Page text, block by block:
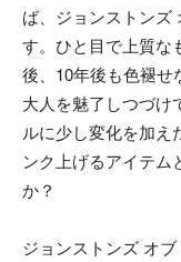
ば、ジョンストンズ
す。ひと目で上質な
後、10年後も色褪
大人を魅了しつづけ
ルに少し変化を加え
ンク上げるアイテム
か？
ジョンストンズ オ